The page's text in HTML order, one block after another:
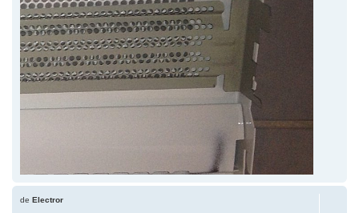
de Electror